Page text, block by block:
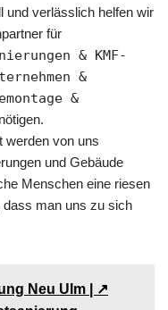
und verlässlich helfen wir
für
& KMF-
&
&
werden von uns
und Gebäude
Menschen eine riesen
dass man uns zu sich
Neu Ulm | ↗️